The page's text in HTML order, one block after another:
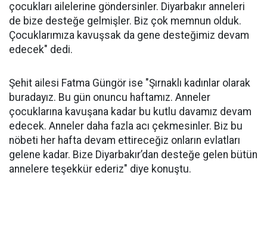
çocukları ailelerine göndersinler. Diyarbakır anneleri
de bize desteğe gelmişler. Biz çok memnun olduk.
Çocuklarımıza kavuşsak da gene desteğimiz devam
edecek" dedi.
Şehit ailesi Fatma Güngör ise "Şırnaklı kadınlar olarak
buradayız. Bu gün onuncu haftamız. Anneler
çocuklarına kavuşana kadar bu kutlu davamız devam
edecek. Anneler daha fazla acı çekmesinler. Biz bu
nöbeti her hafta devam ettireceğiz onların evlatları
gelene kadar. Bize Diyarbakır’dan desteğe gelen bütün
annelere teşekkür ederiz" diye konuştu.